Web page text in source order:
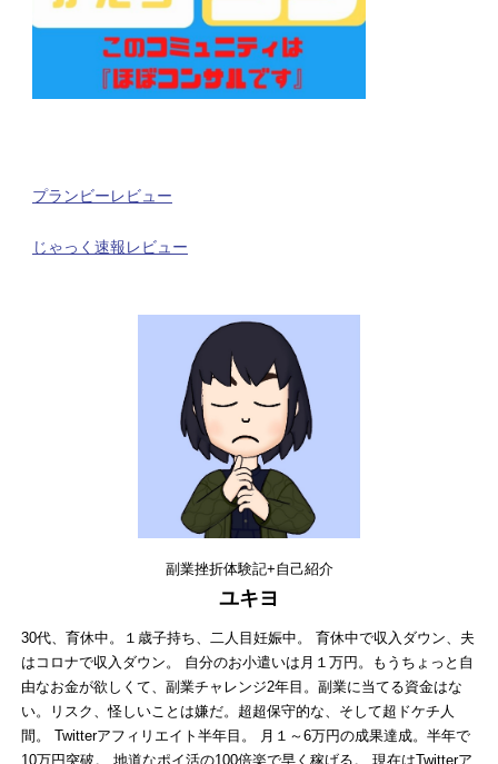
プランビーレビュー
じゃっく速報レビュー
副業挫折体験記+自己紹介
ユキヨ
30代、育休中。１歳子持ち、二人目妊娠中。 育休中で収入ダウン、夫
はコロナで収入ダウン。 自分のお小遣いは月１万円。もうちょっと自
由なお金が欲しくて、副業チャレンジ2年目。副業に当てる資金はな
い。リスク、怪しいことは嫌だ。超超保守的な、そして超ドケチ人
間。 Twitterアフィリエイト半年目。 月１～6万円の成果達成。半年で
10万円突破。 地道なポイ活の100倍楽で早く稼げる。 現在はTwitterア